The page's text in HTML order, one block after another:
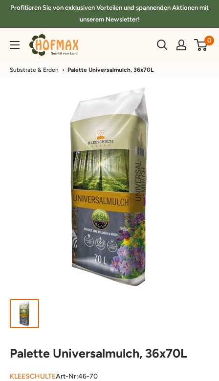
DirektProfitieren Sie von exklusiven Vorteilen und spannenden Aktionen mit
unserem Newsletter!
hofmax.de 0
Substrate & Erden › Palette Universalmulch, 36x70L
Palette Universalmulch, 36x70L
KLEESCHULTEArt-Nr:46-70